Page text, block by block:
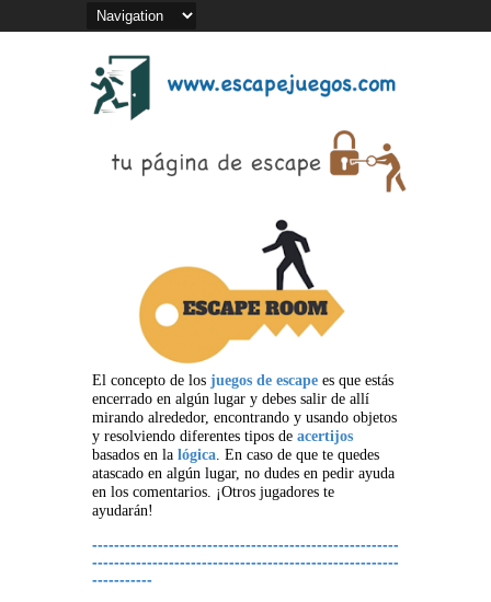
El concepto de los juegos de escape es que estás
encerrado en algún lugar y debes salir de allí
mirando alrededor, encontrando y usando objetos
y resolviendo diferentes tipos de acertijos
basados en la lógica. En caso de que te quedes
atascado en algún lugar, no dudes en pedir ayuda
en los comentarios. ¡Otros jugadores te
ayudarán!
--------------------------------------------------------
--------------------------------------------------------
-----------